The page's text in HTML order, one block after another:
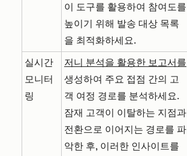
이 도구를 활용하여 참여도를
높이기 위해 발송 대상 목록
을 최적화하세요.
실시간
모니터
링
저니 분석을 활용한 보고서를
생성하여 주요 접점 간의 고
객 여정 경로를 분석하세요.
잠재 고객이 이탈하는 지점과
전환으로 이어지는 경로를 파
악한 후, 이러한 인사이트를